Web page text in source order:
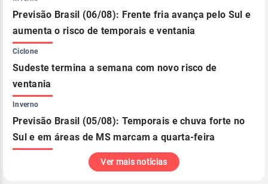
Previsão Brasil (06/08): Frente fria avança pelo Sul e
aumenta o risco de temporais e ventania
Ciclone
Sudeste termina a semana com novo risco de
ventania
Inverno
Previsão Brasil (05/08): Temporais e chuva forte no
Sul e em áreas de MS marcam a quarta-feira
Ver mais notícias